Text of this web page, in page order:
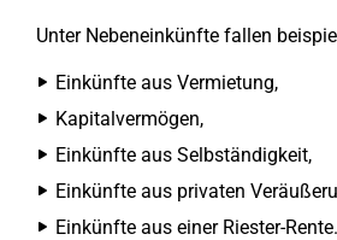
Unter Nebeneinkünfte fallen
Einkünfte aus Vermietung,
Kapitalvermögen,
Einkünfte aus Selbständigkeit,
Einkünfte aus privaten
Einkünfte aus einer Riester-Rente.